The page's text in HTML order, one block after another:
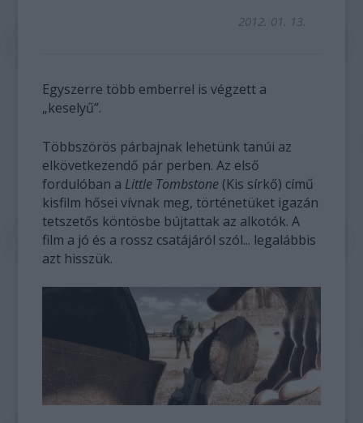
2012. 01. 13.
Egyszerre több emberrel is végzett a
„keselyű”.
Többszörös párbajnak lehetünk tanúi az
elkövetkezendő pár perben. Az első
fordulóban a Little Tombstone (Kis sírkő) című
kisfilm hősei vívnak meg, történetüket igazán
tetszetős köntösbe bújtattak az alkotók. A
film a jó és a rossz csatájáról szól... legalábbis
azt hisszük.